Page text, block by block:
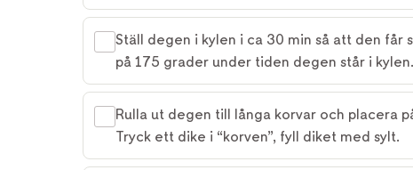
Ställ degen i kylen i ca 30 min så att den får
på 175 grader under tiden degen står i kylen.
Rulla ut degen till långa korvar och placera
Tryck ett dike i “korven”, fyll diket med sylt.